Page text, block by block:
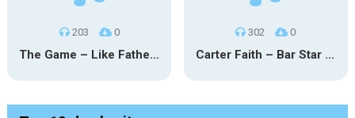
203 0
The Game – Like Father Like Daughter
302 0
Carter Faith – Bar Star Vevo